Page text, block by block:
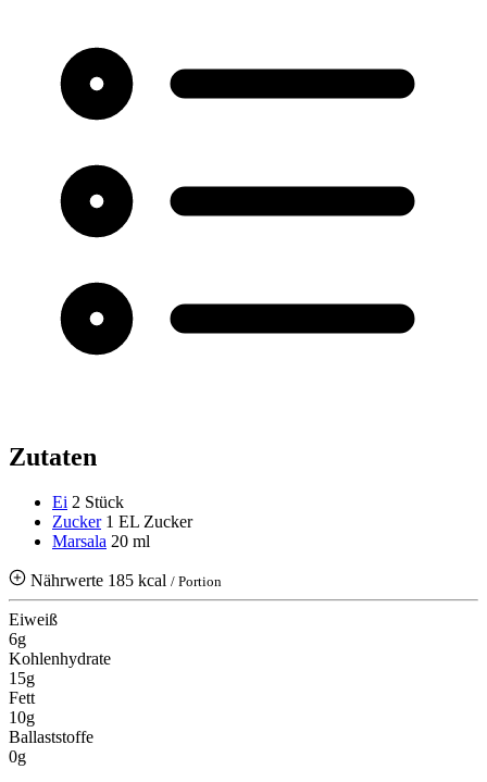
Zutaten
Ei 2 Stück
Zucker 1 EL Zucker
Marsala 20 ml
Nährwerte 185 kcal / Portion
Eiweiß
6g
Kohlenhydrate
15g
Fett
10g
Ballaststoffe
0g